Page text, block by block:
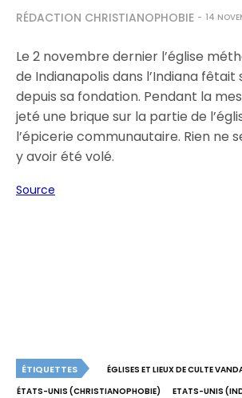
RÉDACTION CHRISTIANOPHOBIE 14
Le 2 novembre dernier l’église
de Indianapolis dans l’Indiana fêtait
depuis sa fondation. Pendant la
jeté une brique sur la partie de
l’épicerie communautaire. Rien ne
y avoir été volé.
Source
ÉTIQUETTES ÉGLISES ET LIEUX DE CULTE
ÉTATS-UNIS (CHRISTIANOPHOBIE)
ETATS-UNIS